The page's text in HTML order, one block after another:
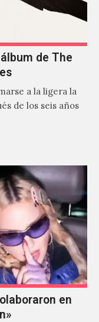
de The
a la ligera la
de los seis años
en